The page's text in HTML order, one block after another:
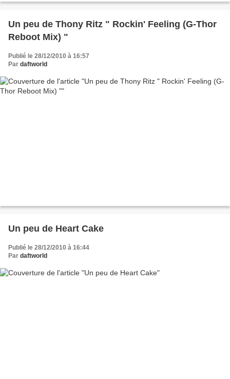
Un peu de Thony Ritz " Rockin' Feeling (G-Thor
Reboot Mix) "
Publié le 28/12/2010 à 16:57
Par daftworld
Un peu de Heart Cake
Publié le 28/12/2010 à 16:44
Par daftworld